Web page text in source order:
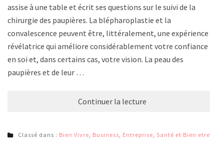
assise à une table et écrit ses questions sur le suivi de la
chirurgie des paupières. La blépharoplastie et la
convalescence peuvent être, littéralement, une expérience
révélatrice qui améliore considérablement votre confiance
en soi et, dans certains cas, votre vision. La peau des
paupières et de leur …
Continuer la lecture
Classé dans : Bien Vivre Business Entreprise Santé et Bien etre